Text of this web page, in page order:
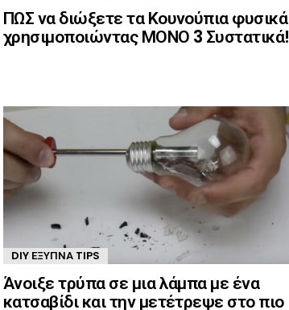
ΠΩΣ να διώξετε τα Κουνούπια φυσικά
χρησιμοποιώντας ΜΟΝΟ 3 Συστατικά!
DIY ΈΞΥΠΝΑ TIPS
Άνοιξε τρύπα σε μια λάμπα με ένα
κατσαβίδι και την μετέτρεψε στο πιο